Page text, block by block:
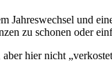
und
zu schonen oder
hier nicht